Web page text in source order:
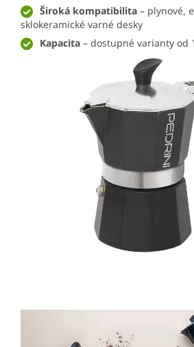
Široká kompatibilita – plynové,
sklokeramické varné desky
Kapacita – dostupné varianty od